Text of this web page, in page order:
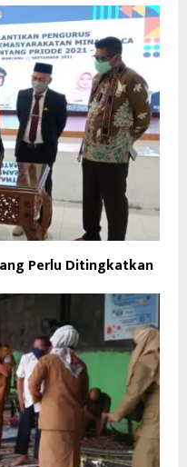
Perlu Ditingkatkan